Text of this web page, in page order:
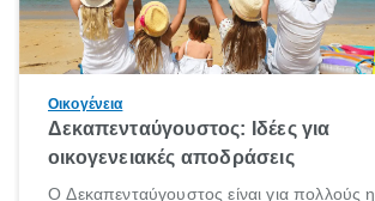
Οικογένεια
Δεκαπενταύγουστος: Ιδέες για
οικογενειακές αποδράσεις
Ο Δεκαπενταύγουστος είναι για πολλούς η